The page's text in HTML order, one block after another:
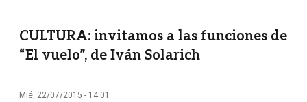
CULTURA: invitamos a las funciones de
“El vuelo”, de Iván Solarich
Mié, 22/07/2015 - 14:01